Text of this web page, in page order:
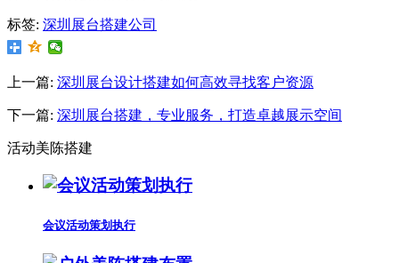
标签: 深圳展台搭建公司
上一篇: 深圳展台设计搭建如何高效寻找客户资源
下一篇: 深圳展台搭建，专业服务，打造卓越展示空间
活动美陈搭建
会议活动策划执行